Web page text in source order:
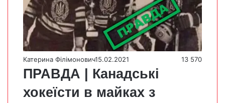
Катерина Філімонович15.02.2021 13 570
ПРАВДА | Канадські
хокеїсти в майках з